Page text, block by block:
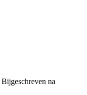
Bijgeschreven na